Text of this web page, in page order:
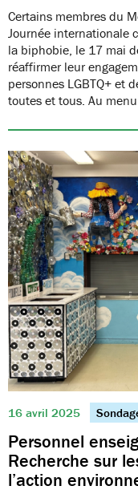
Certains membres du
Journée internationale
la biphobie, le 17 mai
réaffirmer leur
personnes LGBTQ+ et
toutes et tous. Au menu
16 avril 2025
Personnel
Recherche sur
l’action